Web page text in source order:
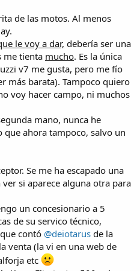
de las motos. Al menos
le voy a dar, debería ser una
me tienta mucho. Es la única
v7 me gusta, pero me fío
más barata). Tampoco quiero
voy hacer campo, ni muchos
mano, nunca he
ahora tampoco, salvo un
Se me ha escapado una
si aparece alguna otra para
un concesionario a 5
de su servico técnico,
contó @deiotarus de la
venta (la vi en una web de
etc